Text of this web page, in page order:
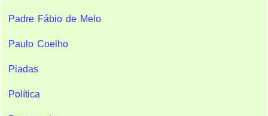
Padre Fábio de Melo
Paulo Coelho
Piadas
Política